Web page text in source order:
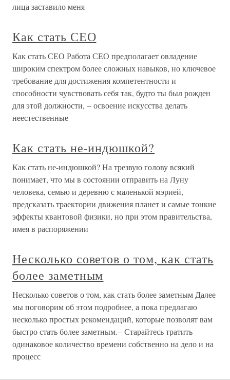
лица заставило меня
Как стать СЕО
Как стать СЕО Работа СЕО предполагает овладение
широким спектром более сложных навыков, но ключевое
требование для достижения компетентности и
способности чувствовать себя так, будто ты был рожден
для этой должности, – освоение искусства делать
неестественные
Как стать не-индюшкой?
Как стать не-индюшкой? На трезвую голову всякий
понимает, что мы в состоянии отправить на Луну
человека, семью и деревню с маленькой мэрией,
предсказать траектории движения планет и самые тонкие
эффекты квантовой физики, но при этом правительства,
имея в распоряжении
Несколько советов о том, как стать
более заметным
Несколько советов о том, как стать более заметным Далее
мы поговорим об этом подробнее, а пока предлагаю
несколько простых рекомендаций, которые позволят вам
быстро стать более заметным.– Старайтесь тратить
одинаковое количество времени собственно на дело и на
процесс